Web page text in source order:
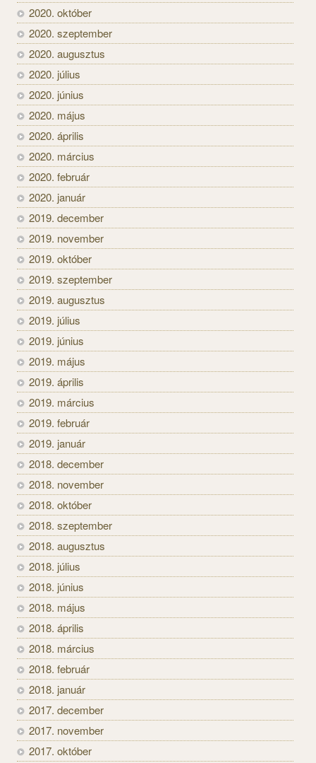
2020. október
2020. szeptember
2020. augusztus
2020. július
2020. június
2020. május
2020. április
2020. március
2020. február
2020. január
2019. december
2019. november
2019. október
2019. szeptember
2019. augusztus
2019. július
2019. június
2019. május
2019. április
2019. március
2019. február
2019. január
2018. december
2018. november
2018. október
2018. szeptember
2018. augusztus
2018. július
2018. június
2018. május
2018. április
2018. március
2018. február
2018. január
2017. december
2017. november
2017. október